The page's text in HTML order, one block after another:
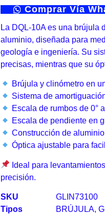
Comprar Vía
La DQL-10A es una brújula
aluminio, diseñada para
geología e ingeniería. Su
precisas, mientras que su
Brújula y clinómetro en
Sistema de
Escala de rumbos de 0°
Escala de pendiente en
Construcción de
Óptica ajustable para
Ideal para
precisión.
SKU
GLIN73100
Tipos
BRÚJULA,